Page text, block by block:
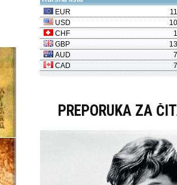
PREPORUKA ZA